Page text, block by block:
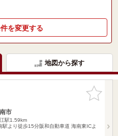
を変更する
地図から探す
お気に入
りに追加
市
駅1.59km
駅より徒歩15分阪和自動車道 海南東ICよ